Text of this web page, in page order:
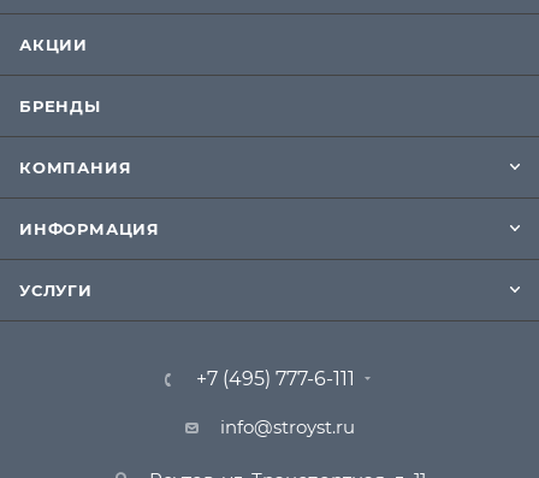
АКЦИИ
БРЕНДЫ
КОМПАНИЯ
ИНФОРМАЦИЯ
УСЛУГИ
+7 (495) 777-6-111
info@stroyst.ru